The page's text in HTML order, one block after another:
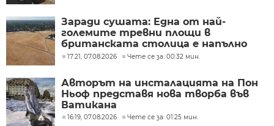
Заради сушата: Една от най-
големите тревни площи в
британската столица е напълно
изгоряла
17:21, 07.08.2026 Чете се за: 00:32 мин.
Авторът на инсталацията на Пон
Ньоф представя нова творба във
Ватикана
16:19, 07.08.2026 Чете се за: 01:25 мин.